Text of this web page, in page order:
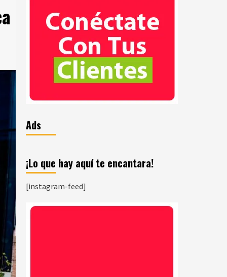
Ads
¡Lo que hay aquí te encantara!
[instagram-feed]